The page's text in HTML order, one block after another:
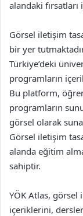
alandaki
Görsel iletişim
bir yer
Türkiye’deki
programların
Bu platform,
programların
görsel olarak
Görsel iletişim
alanda eğitim
sahiptir.
YÖK Atlas, görsel
içeriklerini,